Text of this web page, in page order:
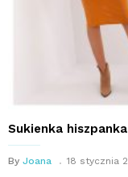
Sukienka
By Joana 18 stycznia